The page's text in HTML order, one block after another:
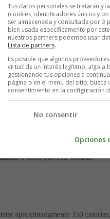
Receta Paso a
Hacer un hueco en el centro.
tibia.
la mezcla de levadura.
de harina. Mezclar todo bien.
suave y elástica.
o hasta que doble su tamaño.
de horno.
o hasta que esté dorada.
aproximadamente 350
Tus datos personales se tratarán y
(cookies, identificadores únicos y
ser almacenada y consultada por 3
bien usada específicamente por
nuestros partners podemos usar
Lista de partners.
Es posible que algunos
virtud de un interés legítimo, algo a
gestionando tus opciones a
página o en el menú del sitio,
consentimiento en la configuración
No consentir
Opciones